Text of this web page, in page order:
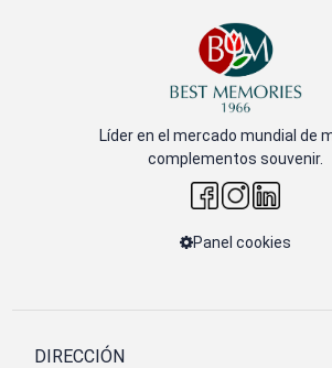
Líder en el mercado mundial de
complementos souvenir.
Panel cookies
DIRECCIÓN